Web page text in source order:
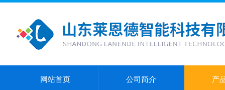
网站首页 公司简介 产